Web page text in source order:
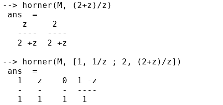
--> horner(M, (2+z)/z)
ans  =
    z     2
   ----  ----
   2 +z  2 +z
--> horner(M, [1, 1/z ; 2, (2+z)/z])
ans  =
   1   z    0  1 -z
   -   -    -  ----
   1   1    1   1